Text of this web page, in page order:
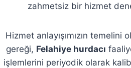
zahmetsiz bir hizmet
Hizmet anlayışımızın temelini
gereği, Felahiye hurdacı
işlemlerini periyodik olarak